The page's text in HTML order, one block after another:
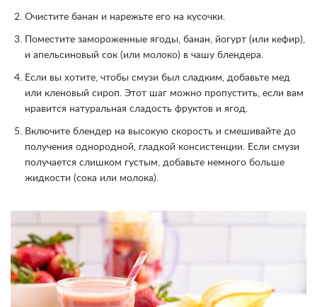
Очистите банан и нарежьте его на кусочки.
Поместите замороженные ягоды, банан, йогурт (или кефир),
и апельсиновый сок (или молоко) в чашу блендера.
Если вы хотите, чтобы смузи был сладким, добавьте мед
или кленовый сироп. Этот шаг можно пропустить, если вам
нравится натуральная сладость фруктов и ягод.
Включите блендер на высокую скорость и смешивайте до
получения однородной, гладкой консистенции. Если смузи
получается слишком густым, добавьте немного больше
жидкости (сока или молока).